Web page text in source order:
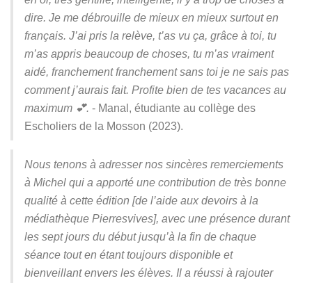
dire. Je me débrouille de mieux en mieux surtout en
français. J’ai pris la relève, t’as vu ça, grâce à toi, tu
m’as appris beaucoup de choses, tu m’as vraiment
aidé, franchement franchement sans toi je ne sais pas
comment j’aurais fait. Profite bien de tes vacances au
maximum 💕. - Manal, étudiante au collège des
Escholiers de la Mosson (2023).
Nous tenons à adresser nos sincères remerciements
à Michel qui a apporté une contribution de très bonne
qualité à cette édition [de l’aide aux devoirs à la
médiathèque Pierresvives], avec une présence durant
les sept jours du début jusqu’à la fin de chaque
séance tout en étant toujours disponible et
bienveillant envers les élèves. Il a réussi à rajouter